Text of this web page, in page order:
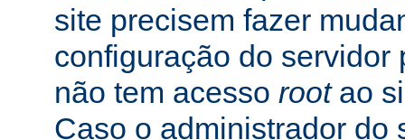
site precisem fazer
configuração do servidor
não tem acesso rootao
Caso o administrador do